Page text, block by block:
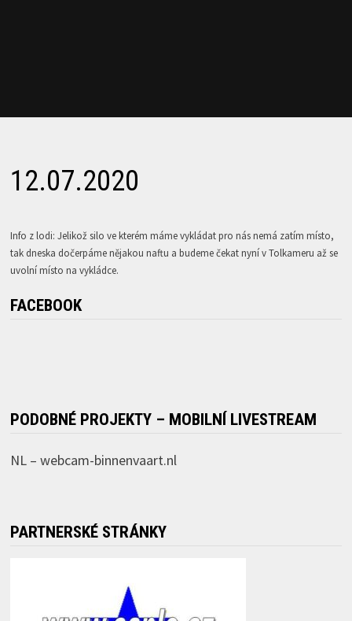
12.07.2020
Info z lodi: Jelikož silo ve kterém máme vykládat pro nás nemá zatím místo,
tak dneska dočerpáme nějakou naftu a budeme čekat nyní v Tolkameru až se
uvolní místo na vykládce.
FACEBOOK
PODOBNÉ PROJEKTY – MOBILNÍ LIVESTREAM
NL – webcam-binnenvaart.nl
PARTNERSKÉ STRÁNKY